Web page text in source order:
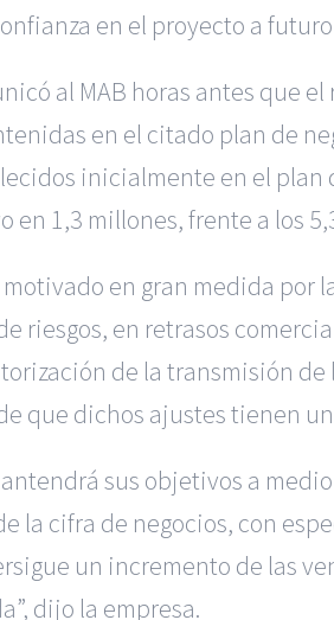
en el proyecto a
al MAB horas antes que
en el citado plan de
inicialmente en el
en 1,3 millones, frente a los
motivado en gran medida
riesgos, en retrasos
de la transmisión
que dichos ajustes tienen
sus objetivos a
la cifra de negocios, con
un incremento de las
dijo la empresa.